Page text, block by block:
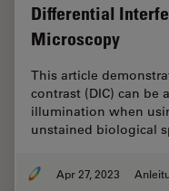
Differential
Microscopy
This article
contrast (DIC) can
illumination when
unstained biological
Apr 27, 2023